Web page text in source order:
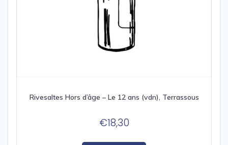
Rivesaltes Hors d’âge – Le 12 ans (vdn), Terrassous
€18,30